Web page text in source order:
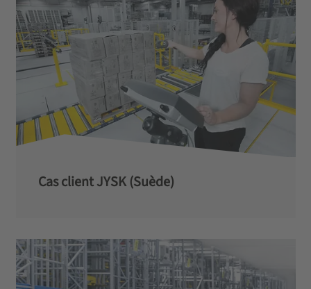
Cas client JYSK (Suède)­